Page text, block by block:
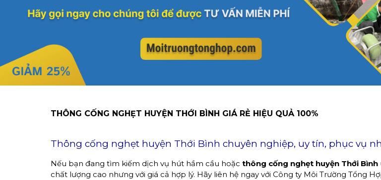
THÔNG CỐNG NGHẸT HUYỆN THỚI BÌNH GIÁ RẺ HIỆU QUẢ 100%
Thông cống nghẹt huyện Thới Bình chuyên nghiệp, uy tín, phục vụ
Nếu bạn đang tìm kiếm dịch vụ hút hầm cầu hoặc thông cống nghẹt huyện Thới Bình
chất lượng cao nhưng với giá cả hợp lý. Hãy liên hệ ngay với Công ty Môi Trường Tổng